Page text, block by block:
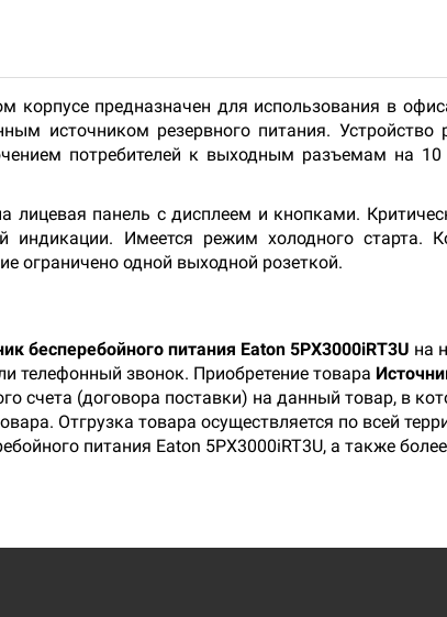
корпусе предназначен для использования в
источником резервного питания. Устройство
потребителей к выходным разъемам на
лицевая панель с дисплеем и кнопками.
индикации. Имеется режим холодного старта.
ограничено одной выходной розеткой.
бесперебойного питания Eaton 5PX3000iRT3U на
телефонный звонок. Приобретение товара
счета (договора поставки) на данный товар, в
Отгрузка товара осуществляется по всей
питания Eaton 5PX3000iRT3U, а также